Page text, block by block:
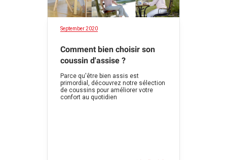
September 2020
Comment bien choisir son
coussin d'assise ?
Parce qu'être bien assis est
primordial, découvrez notre sélection
de coussins pour améliorer votre
confort au quotidien